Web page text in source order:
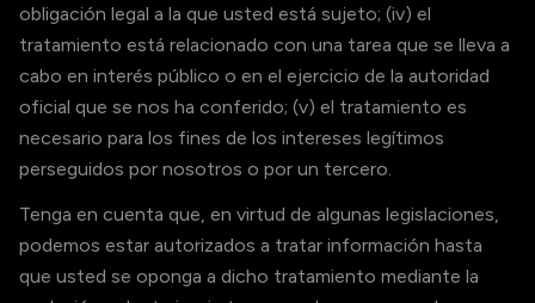
obligación legal a la que usted está sujeto; (iv) el
tratamiento está relacionado con una tarea que se lleva a
cabo en interés público o en el ejercicio de la autoridad
oficial que se nos ha conferido; (v) el tratamiento es
necesario para los fines de los intereses legítimos
perseguidos por nosotros o por un tercero.
Tenga en cuenta que, en virtud de algunas legislaciones,
podemos estar autorizados a tratar información hasta
que usted se oponga a dicho tratamiento mediante la